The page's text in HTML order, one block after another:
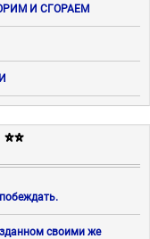
И СГОРАЕМ
своими же